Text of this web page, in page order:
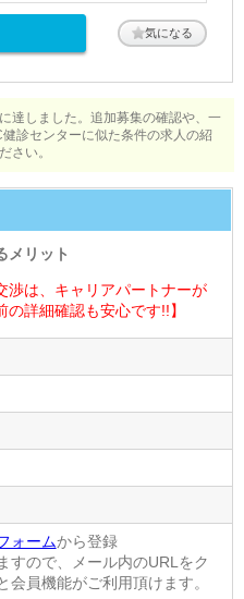
気になる
達しました。追加募集の確認や、一
診センターに似た条件の求人の紹
さい。
メリット
渉は、キャリアパートナーが
詳細確認も安心です!!】
ォームから登録
すので、メール内のURLをク
会員機能がご利用頂けます。